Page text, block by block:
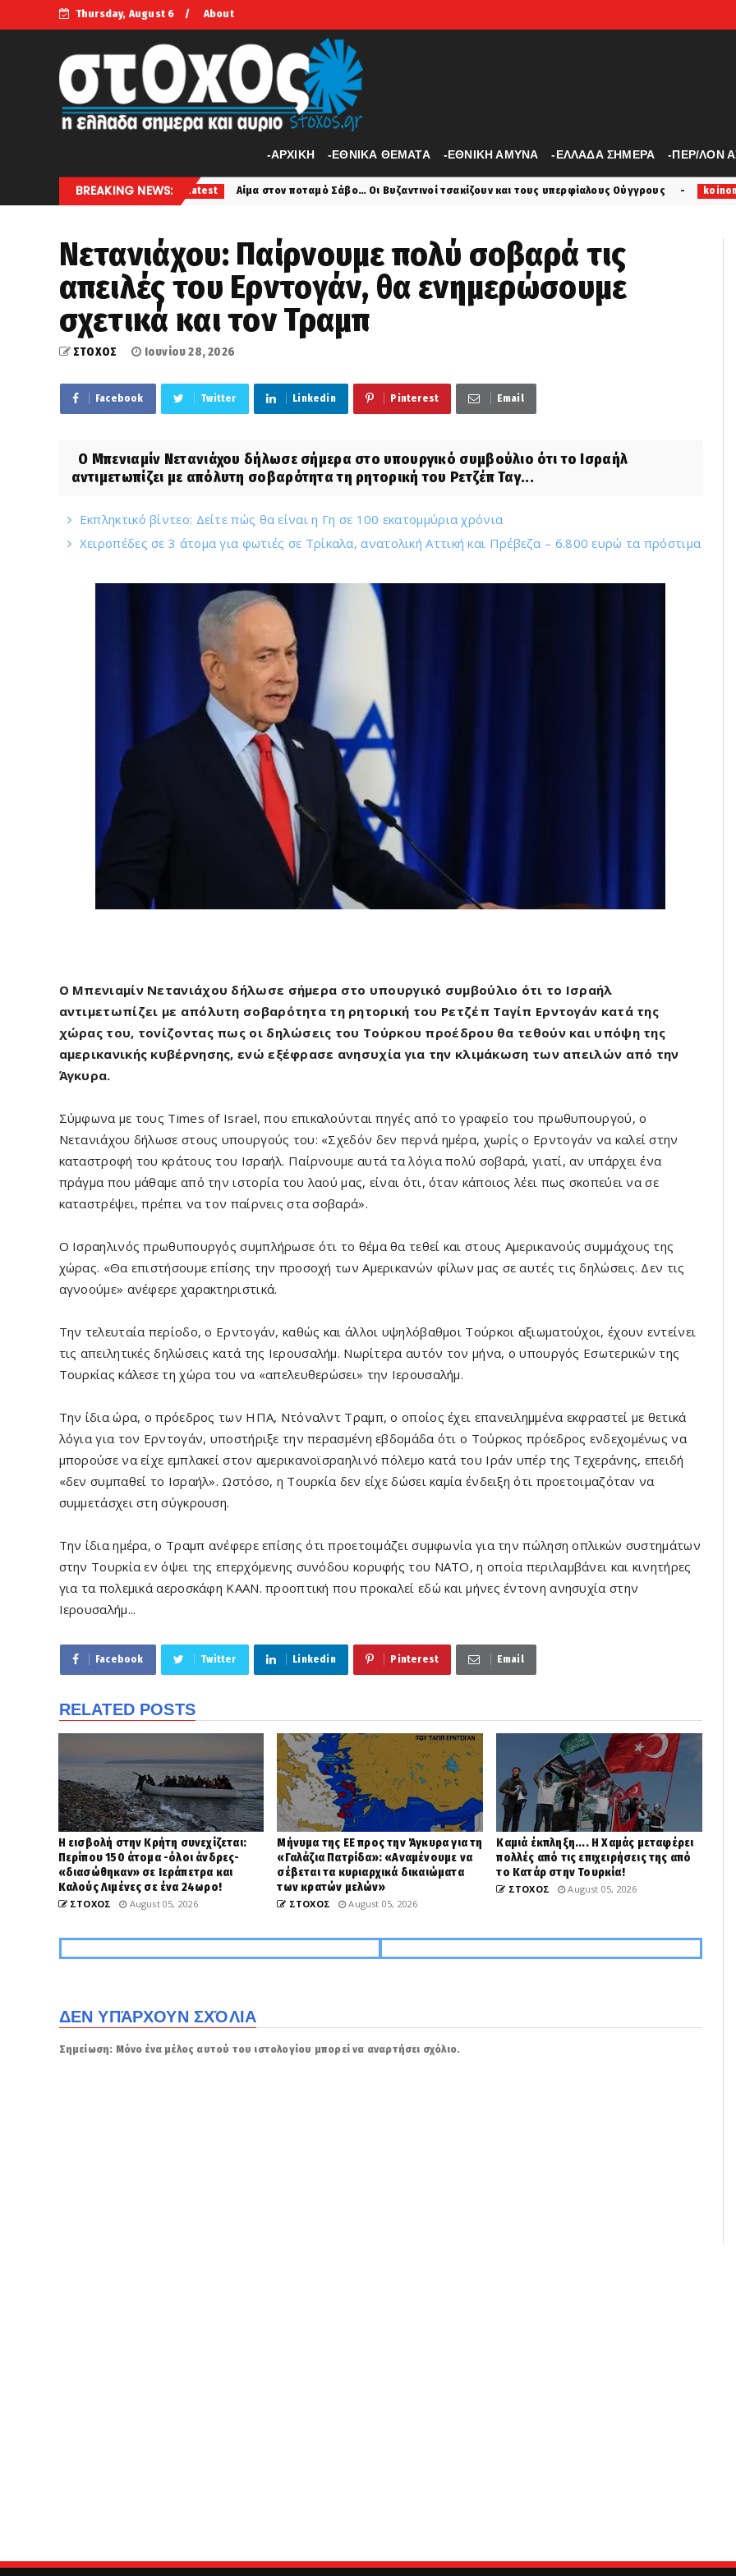
Thursday, August 6 About
-APXIKH -ΕΘΝΙΚΑ ΘΕΜΑΤΑ -ΕΘΝΙΚΗ ΑΜΥΝΑ -ΕΛΛΑΔΑ ΣΗΜΕΡΑ -ΠΕΡ/ΛΟΝ
BREAKING NEWS:
latest Αίμα στον ποταμό Σάβο… Οι Βυζαντινοί τσακίζουν και τους υπερφίαλους Ούγγρους koinonia
Νετανιάχου: Παίρνουμε πολύ σοβαρά τις
απειλές του Ερντογάν, θα ενημερώσουμε
σχετικά και τον Τραμπ
ΣΤΟΧΟΣ Ιουνίου 28, 2026
Facebook Twitter Linkedin Pinterest Email
Ο Μπενιαμίν Νετανιάχου δήλωσε σήμερα στο υπουργικό συμβούλιο ότι το Ισραήλ
αντιμετωπίζει με απόλυτη σοβαρότητα τη ρητορική του Ρετζέπ Ταγ...
Εκπληκτικό βίντεο: Δείτε πώς θα είναι η Γη σε 100 εκατομμύρια χρόνια
Χειροπέδες σε 3 άτομα για φωτιές σε Τρίκαλα, ανατολική Αττική και Πρέβεζα – 6.800 ευρώ τα πρόστιμα
Ο Μπενιαμίν Νετανιάχου δήλωσε σήμερα στο υπουργικό συμβούλιο ότι το Ισραήλ
αντιμετωπίζει με απόλυτη σοβαρότητα τη ρητορική του Ρετζέπ Ταγίπ Ερντογάν κατά της
χώρας του, τονίζοντας πως οι δηλώσεις του Τούρκου προέδρου θα τεθούν και υπόψη της
αμερικανικής κυβέρνησης, ενώ εξέφρασε ανησυχία για την κλιμάκωση των απειλών από την
Άγκυρα.
Σύμφωνα με τους Times of Israel, που επικαλούνται πηγές από το γραφείο του πρωθυπουργού, ο
Νετανιάχου δήλωσε στους υπουργούς του: «Σχεδόν δεν περνά ημέρα, χωρίς ο Ερντογάν να καλεί στην
καταστροφή του κράτους του Ισραήλ. Παίρνουμε αυτά τα λόγια πολύ σοβαρά, γιατί, αν υπάρχει ένα
πράγμα που μάθαμε από την ιστορία του λαού μας, είναι ότι, όταν κάποιος λέει πως σκοπεύει να σε
καταστρέψει, πρέπει να τον παίρνεις στα σοβαρά».
Ο Ισραηλινός πρωθυπουργός συμπλήρωσε ότι το θέμα θα τεθεί και στους Αμερικανούς συμμάχους της
χώρας. «Θα επιστήσουμε επίσης την προσοχή των Αμερικανών φίλων μας σε αυτές τις δηλώσεις. Δεν τις
αγνοούμε» ανέφερε χαρακτηριστικά.
Την τελευταία περίοδο, ο Ερντογάν, καθώς και άλλοι υψηλόβαθμοι Τούρκοι αξιωματούχοι, έχουν εντείνει
τις απειλητικές δηλώσεις κατά της Ιερουσαλήμ. Νωρίτερα αυτόν τον μήνα, ο υπουργός Εσωτερικών της
Τουρκίας κάλεσε τη χώρα του να «απελευθερώσει» την Ιερουσαλήμ.
Την ίδια ώρα, ο πρόεδρος των ΗΠΑ, Ντόναλντ Τραμπ, ο οποίος έχει επανειλημμένα εκφραστεί με θετικά
λόγια για τον Ερντογάν, υποστήριξε την περασμένη εβδομάδα ότι ο Τούρκος πρόεδρος ενδεχομένως να
μπορούσε να είχε εμπλακεί στον αμερικανοϊσραηλινό πόλεμο κατά του Ιράν υπέρ της Τεχεράνης, επειδή
«δεν συμπαθεί το Ισραήλ». Ωστόσο, η Τουρκία δεν είχε δώσει καμία ένδειξη ότι προετοιμαζόταν να
συμμετάσχει στη σύγκρουση.
Την ίδια ημέρα, ο Τραμπ ανέφερε επίσης ότι προετοιμάζει συμφωνία για την πώληση οπλικών συστημάτων
στην Τουρκία εν όψει της επερχόμενης συνόδου κορυφής του ΝΑΤΟ, η οποία περιλαμβάνει και κινητήρες
για τα πολεμικά αεροσκάφη ΚΑΑΝ. προοπτική που προκαλεί εδώ και μήνες έντονη ανησυχία στην
Ιερουσαλήμ...
Facebook Twitter Linkedin Pinterest Email
RELATED POSTS
Η εισβολή στην Κρήτη συνεχίζεται:
Περίπου 150 άτομα -όλοι άνδρες-
«διασώθηκαν» σε Ιεράπετρα και
Καλούς Λιμένες σε ένα 24ωρο!
ΣΤΟΧΟΣ August 05, 2026
Μήνυμα της ΕΕ προς την Άγκυρα για τη
«Γαλάζια Πατρίδα»: «Αναμένουμε να
σέβεται τα κυριαρχικά δικαιώματα
των κρατών μελών»
ΣΤΟΧΟΣ August 05, 2026
Καμιά έκπληξη.... Η Χαμάς μεταφέρει
πολλές από τις επιχειρήσεις της από
το Κατάρ στην Τουρκία!
ΣΤΟΧΟΣ August 05, 2026
ΔΕΝ ΥΠΆΡΧΟΥΝ ΣΧΌΛΙΑ
Σημείωση: Μόνο ένα μέλος αυτού του ιστολογίου μπορεί να αναρτήσει σχόλιο.